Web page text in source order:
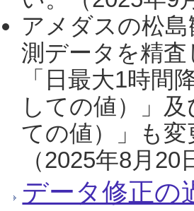
アメダスの松
測データを精
「日最大1時間
しての値）」
ての値）」も
（2025年8月20
データ修正の